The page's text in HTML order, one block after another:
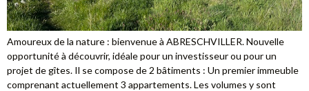
Amoureux de la nature : bienvenue à ABRESCHVILLER. Nouvelle
opportunité à découvrir, idéale pour un investisseur ou pour un
projet de gîtes. Il se compose de 2 bâtiments : Un premier immeuble
comprenant actuellement 3 appartements. Les volumes y sont